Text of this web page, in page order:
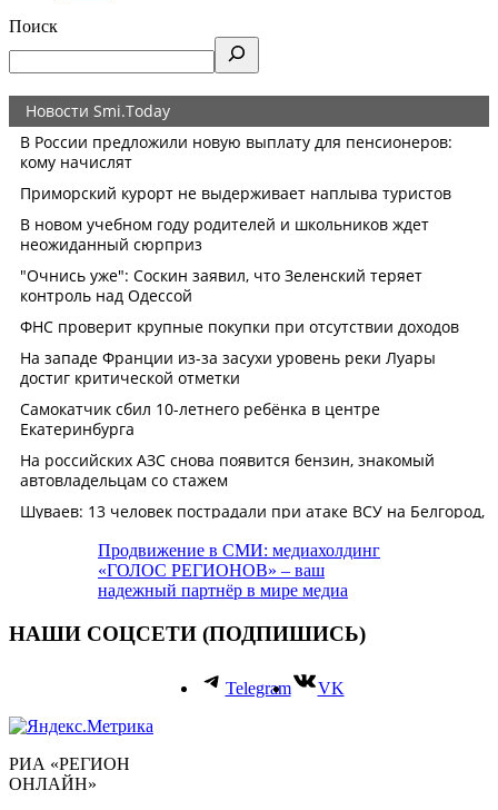
Поиск
Продвижение в СМИ: медиахолдинг
«ГОЛОС РЕГИОНОВ» – ваш
надежный партнёр в мире медиа
НАШИ СОЦСЕТИ (ПОДПИШИСЬ)
Telegram VK
РИА «РЕГИОН
ОНЛАЙН»